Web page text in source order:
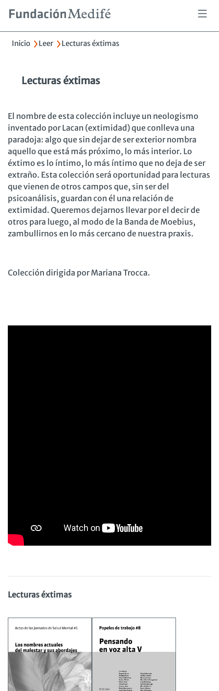
Pasar
principal
Sobrescribir
enlaces
Inicio Leer Lecturas éxtimas
Lecturas éxtimas
El nombre de esta colección incluye un neologismo
inventado por Lacan (extimidad) que conlleva una
paradoja: algo que sin dejar de ser exterior nombra
aquello que está más próximo, lo más interior. Lo
éxtimo es lo íntimo, lo más íntimo que no deja de ser
extraño. Esta colección será oportunidad para lecturas
que vienen de otros campos que, sin ser del
psicoanálisis, guardan con él una relación de
extimidad. Queremos dejarnos llevar por el decir de
otros para luego, al modo de la Banda de Moebius,
zambullirnos en lo más cercano de nuestra praxis.
Colección dirigida por Mariana Trocca.
Lecturas éxtimas